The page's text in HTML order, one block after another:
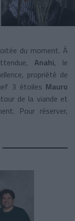
du moment. À
Anahi, le
propriété de
3 étoiles Mauro
de la viande et
Pour réserver,